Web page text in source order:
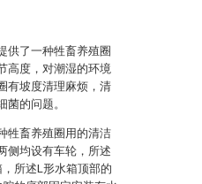
供了一种牲畜养殖圈
高度，对潮湿的环境
有坡度清理麻烦，清
的问题。
牲畜养殖圈用的清洁
侧均设有车轮，所述
所述L形水箱顶部的